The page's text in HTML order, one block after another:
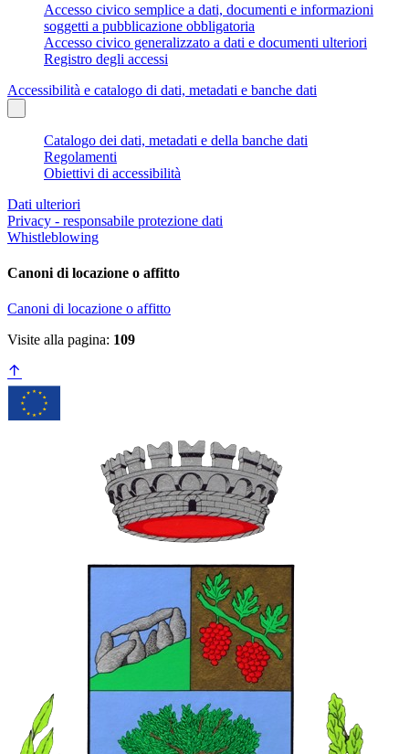
Accesso civico semplice a dati, documenti e informazioni
soggetti a pubblicazione obbligatoria
Accesso civico generalizzato a dati e documenti ulteriori
Registro degli accessi
Accessibilità e catalogo di dati, metadati e banche dati
Catalogo dei dati, metadati e della banche dati
Regolamenti
Obiettivi di accessibilità
Dati ulteriori
Privacy - responsabile protezione dati
Whistleblowing
Canoni di locazione o affitto
Canoni di locazione o affitto
Visite alla pagina: 109